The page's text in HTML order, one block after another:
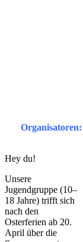
Organisatoren:
Hey du!
Unsere
Jugendgruppe (10–
18 Jahre) trifft sich
nach den
Osterferien ab 20.
April über die